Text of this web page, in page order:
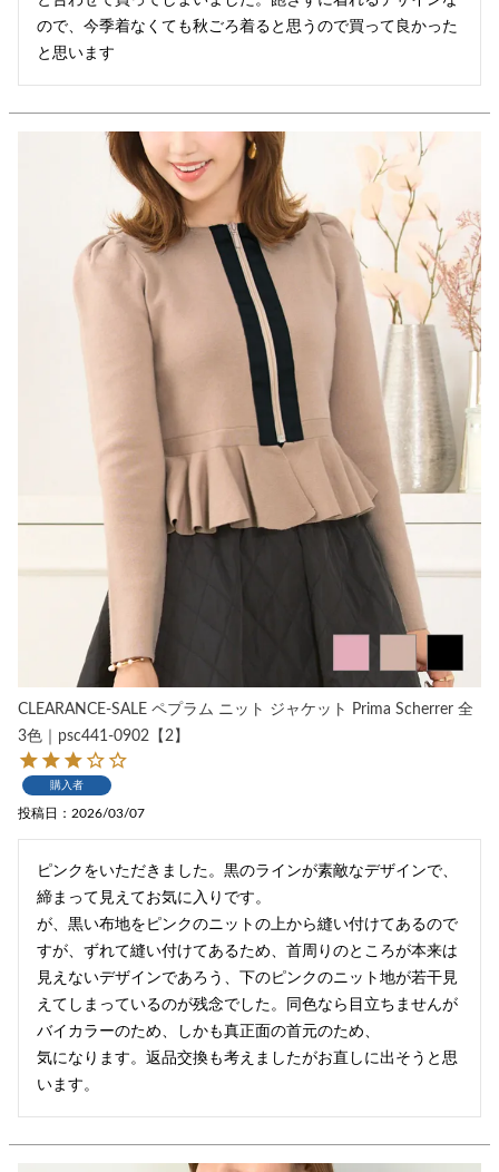
ので、今季着なくても秋ごろ着ると思うので買って良かった
と思います
CLEARANCE-SALE ペプラム ニット ジャケット Prima Scherrer 全
3色｜psc441-0902【2】
購入者
投稿日 2026/03/07
ピンクをいただきました。黒のラインが素敵なデザインで、
締まって見えてお気に入りです。
が、黒い布地をピンクのニットの上から縫い付けてあるので
すが、ずれて縫い付けてあるため、首周りのところが本来は
見えないデザインであろう、下のピンクのニット地が若干見
えてしまっているのが残念でした。同色なら目立ちませんが
バイカラーのため、しかも真正面の首元のため、
気になります。返品交換も考えましたがお直しに出そうと思